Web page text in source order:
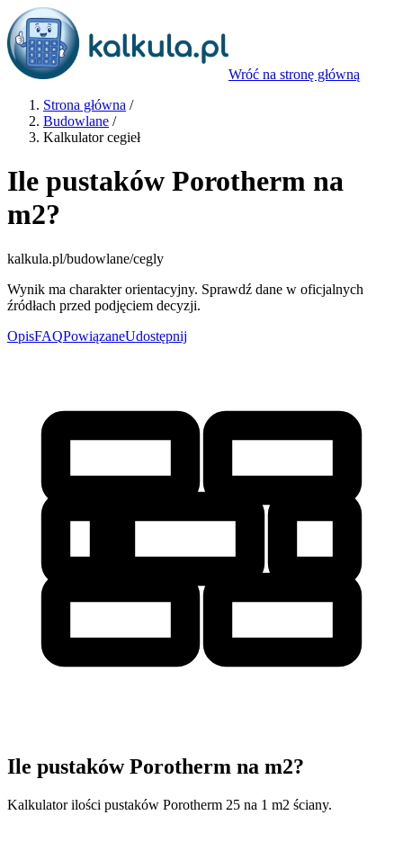
Wróć na stronę główną
Strona główna /
Budowlane /
Kalkulator cegieł
Ile pustaków Porotherm na
m2?
kalkula.pl/budowlane/cegly
Wynik ma charakter orientacyjny. Sprawdź dane w oficjalnych
źródłach przed podjęciem decyzji.
OpisFAQPowiązaneUdostępnij
Ile pustaków Porotherm na m2?
Kalkulator ilości pustaków Porotherm 25 na 1 m2 ściany.